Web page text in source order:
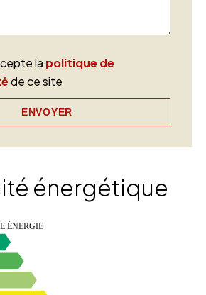
la politique de
de ce site
ENVOYER
énergétique